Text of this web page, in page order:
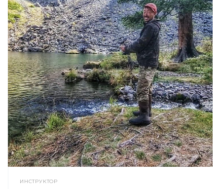
ИНСТРУКТОР